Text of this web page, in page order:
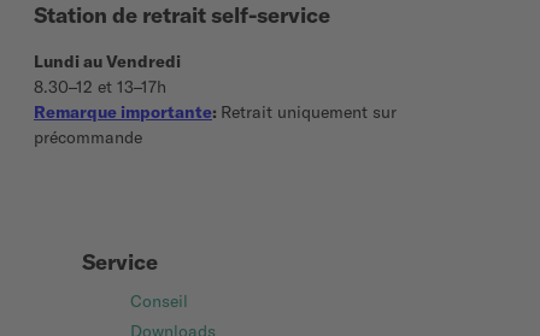
Service
Conseil
Downloads
Station de retrait self-service
Lundi au Vendredi
8.30–12 et 13–17h
Remarque importante: Retrait uniquement sur
précommande